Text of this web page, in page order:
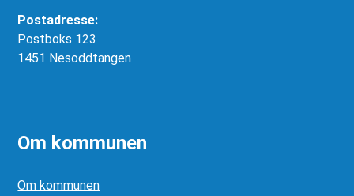
Postadresse:
Postboks 123
1451 Nesoddtangen
Om kommunen
Om kommunen